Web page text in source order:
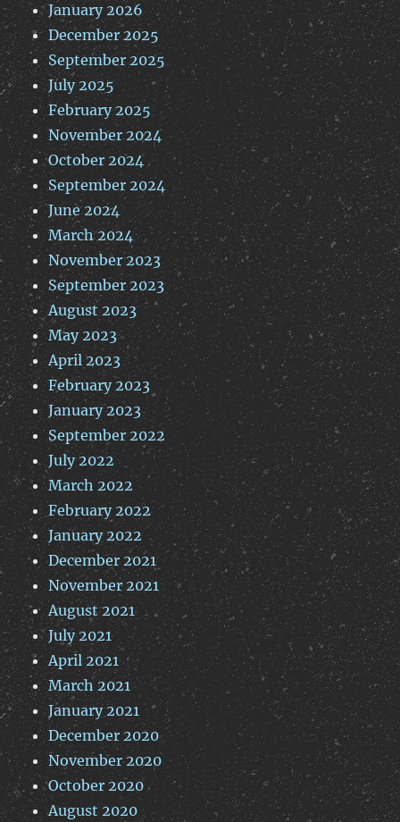
January 2026
December 2025
September 2025
July 2025
February 2025
November 2024
October 2024
September 2024
June 2024
March 2024
November 2023
September 2023
August 2023
May 2023
April 2023
February 2023
January 2023
September 2022
July 2022
March 2022
February 2022
January 2022
December 2021
November 2021
August 2021
July 2021
April 2021
March 2021
January 2021
December 2020
November 2020
October 2020
August 2020